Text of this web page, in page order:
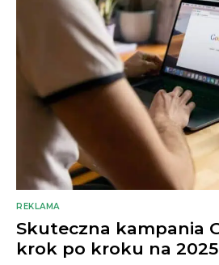
REKLAMA
Skuteczna kampania
krok po kroku na